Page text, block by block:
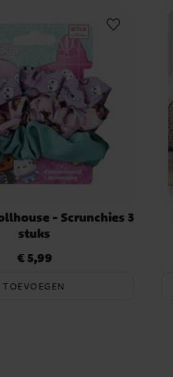
- Scrunchies 3
stuks
Prijs:€ 5,99
€ 5,99
TOEVOEGEN